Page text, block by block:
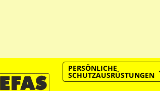
PERSÖNLICHE
SCHUTZAUSRÜSTUNGEN